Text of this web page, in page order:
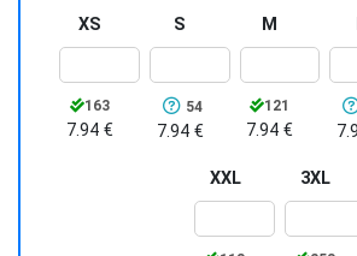
XS
163
7.94 €
S
54
7.94 €
M
121
7.94 €
XXL 3XL